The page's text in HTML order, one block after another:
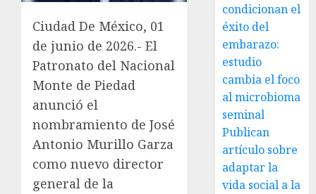
Ciudad De México, 01
de junio de 2026.- El
Patronato del Nacional
Monte de Piedad
anunció el
nombramiento de José
Antonio Murillo Garza
como nuevo director
general de la
condicionan el
éxito del
embarazo:
estudio
cambia el foco
al microbioma
seminal
Publican
artículo sobre
adaptar la
vida social a la